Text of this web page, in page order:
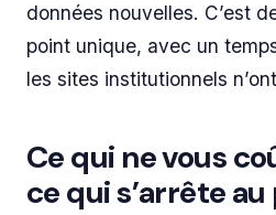
données nouvelles. C’est
point unique, avec un
les sites institutionnels
Ce qui ne vous
ce qui s’arrête